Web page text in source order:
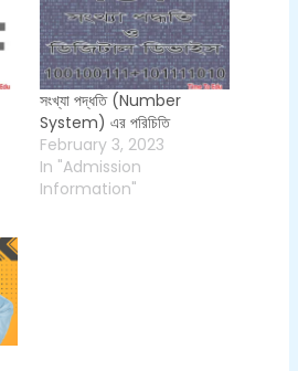
সংখ্যা পদ্ধতি (Number
System) এর পরিচিতি
February 3, 2023
In "Admission
Information"